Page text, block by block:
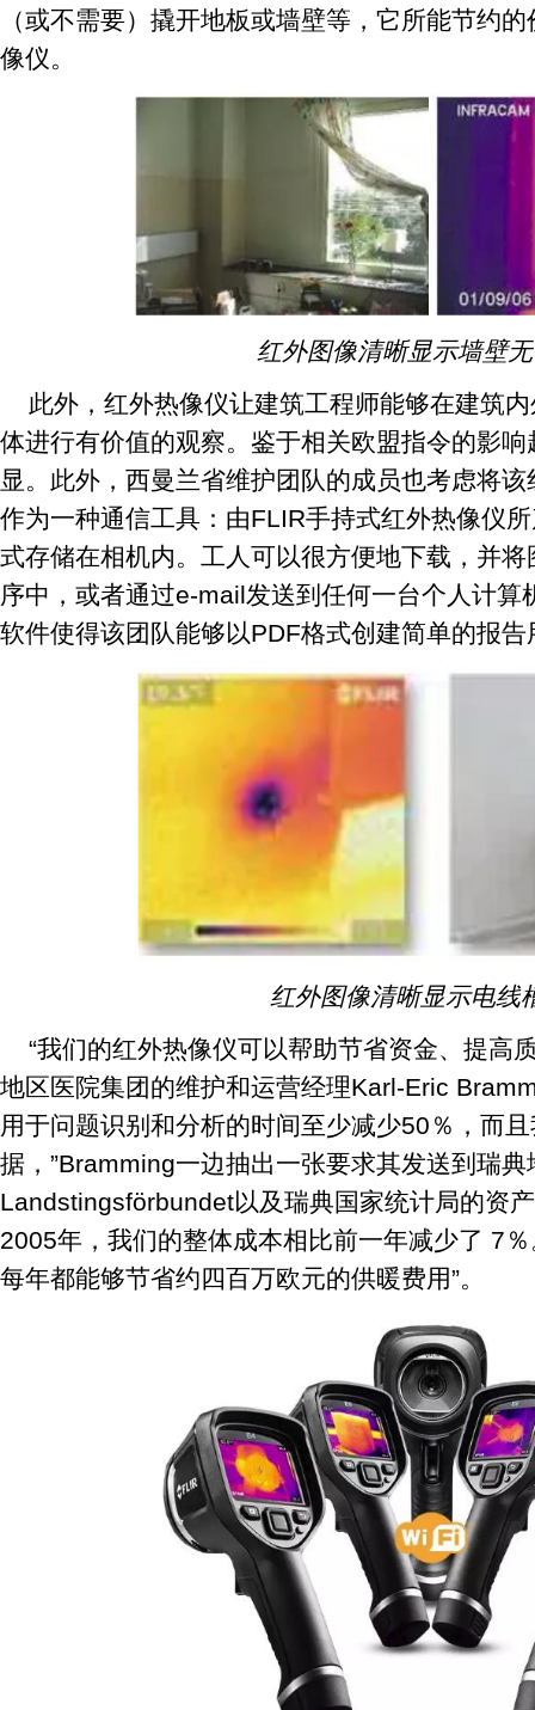
（或不需要）撬开地板或墙壁等，它所能节约
像仪。
红外图像清晰显示墙壁
此外，红外热像仪让建筑工程师能够在建筑
体进行有价值的观察。鉴于相关欧盟指令的影
显。此外，西曼兰省维护团队的成员也考虑将
作为一种通信工具：由FLIR手持式红外热像仪
式存储在相机内。工人可以很方便地下载，并
序中，或者通过e-mail发送到任何一台个人计
软件使得该团队能够以PDF格式创建简单的报
红外图像清晰显示电线
“我们的红外热像仪可以帮助节省资金、提高
地区医院集团的维护和运营经理Karl-Eric
用于问题识别和分析的时间至少减少50％，而
据，”Bramming一边抽出一张要求其发送到瑞典
Landstingsförbundet以及瑞典国家统计局的资
2005年，我们的整体成本相比前一年减少了 7
每年都能够节省约四百万欧元的供暖费用”。